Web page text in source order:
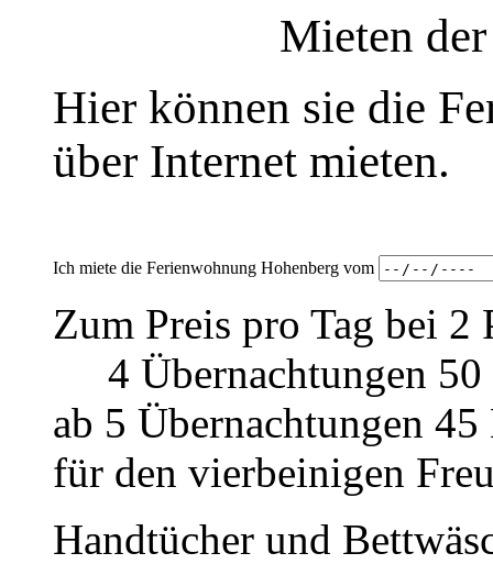
Mieten
Hier können sie die
über Internet mieten.
Ich miete die Ferienwohnung Hohenberg vom
Zum Preis pro Tag bei
4 Übernachtungen 50
ab 5 Übernachtungen 45
für den vierbeinigen
Handtücher und